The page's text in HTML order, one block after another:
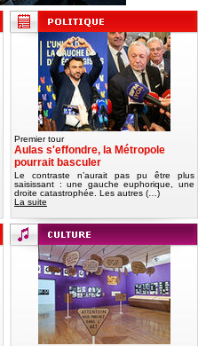
Premier tour
Aulas s'effondre, la Métropole
pourrait basculer
Le contraste n’aurait pas pu être plus
saisissant : une gauche euphorique, une
droite catastrophée. Les autres (…)
La suite